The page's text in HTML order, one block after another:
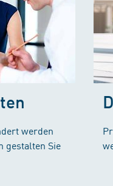
werden
gestalten Sie